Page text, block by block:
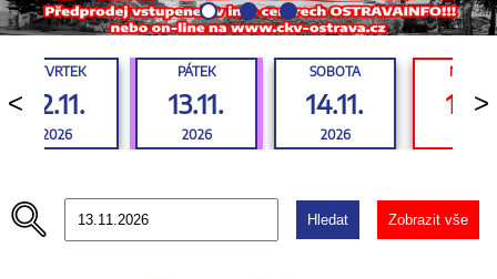
<
ČTVRTEK
12.11.
2026
PÁTEK
13.11.
2026
SOBOTA
14.11.
2026
>
Hledat Zobrazit vše